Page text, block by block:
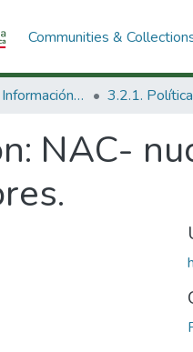
Communities &
3. Recursos de Información Científica y Tecnológica
NAC-